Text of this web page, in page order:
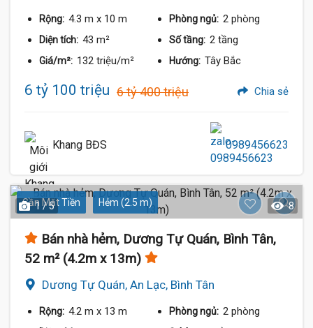
Rộng: 4.3 m x 10 m Phòng ngủ: 2 phòng
Diện tích: 43 m² Số tầng: 2 tầng
Giá/m²: 132 triệu/m² Hướng: Tây Bắc
6 tỷ 100 triệu 6 tỷ 400 triệu Chia sẻ
Khang BĐS 0989456623
Gần Mặt Tiền Hẻm (2.5 m)
1 / 5 8
Bán nhà hẻm, Dương Tự Quán, Bình Tân,
52 m² (4.2m x 13m)
Dương Tự Quán, An Lạc, Bình Tân
Rộng: 4.2 m x 13 m Phòng ngủ: 2 phòng